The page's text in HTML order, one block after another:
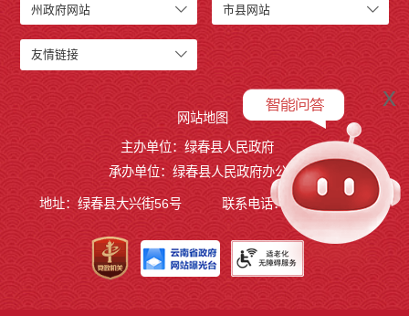
州政府网站 市县网站
友情链接
x
网站地图
主办单位：绿春县人民政府
承办单位：绿春县人民政府办公室
地址：绿春县大兴街56号 联系电话：0873-4221495